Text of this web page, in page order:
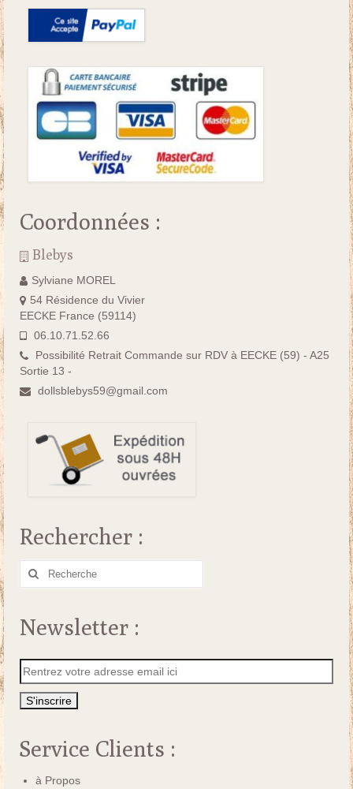
Coordonnées :
Blebys
Sylviane MOREL
54 Résidence du Vivier
EECKE France (59114)
06.10.71.52.66
Possibilité Retrait Commande sur RDV à EECKE (59) - A25
Sortie 13 -
dollsblebys59@gmail.com
Rechercher :
Rechercher
Newsletter :
Service Clients :
à Propos